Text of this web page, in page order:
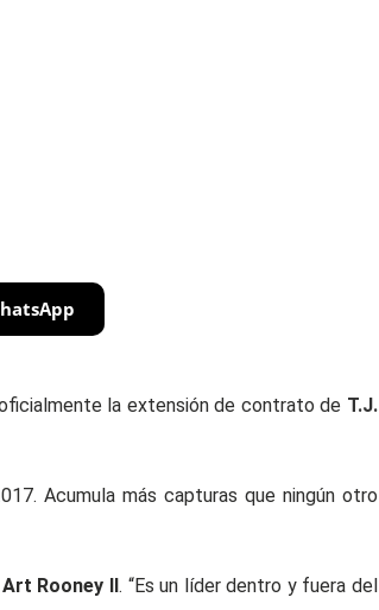
la extensión de contrato de T.J.
Acumula más capturas que ningún otro
Art Rooney II. “Es un líder dentro y fuera del